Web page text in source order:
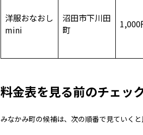
洋服おなおし
mini
沼田市下川田
町
1,000
料金表を見る前のチェッ
みなかみ町の候補は、次の順番で見ていくと